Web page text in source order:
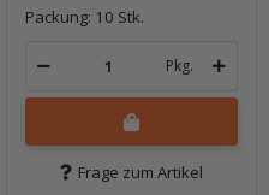
Packung: 10 Stk.
Pkg.
Frage zum Artikel